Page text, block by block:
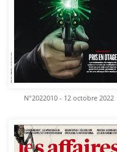
N°2022010 - 12 octobre 2022